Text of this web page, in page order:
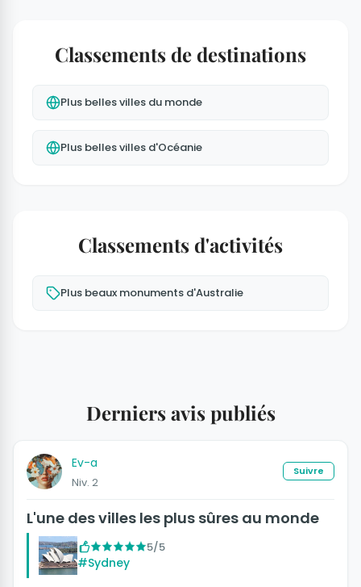
Classements de destinations
Plus belles villes du monde
Plus belles villes d'Océanie
Classements d'activités
Plus beaux monuments d'Australie
Derniers avis publiés
Ev-a
Niv. 2
Suivre
L'une des villes les plus sûres au monde
5/5
#Sydney